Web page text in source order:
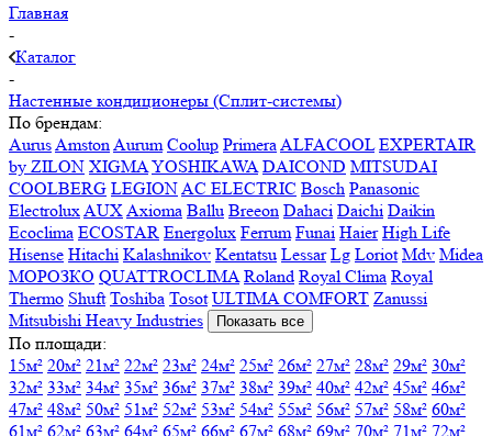
Главная
-
Каталог
-
Настенные кондиционеры (Сплит-системы)
По брендам:
AurusAmstonAurum Coolup PrimeraALFACOOL EXPERTAIR
by ZILON XIGMAYOSHIKAWA DAICOND MITSUDAI
СOOLBERG LEGIONAC ELECTRIC Bosch Panasonic
ElectroluxAUXAxioma Ballu Breeon Dahaci Daichi Daikin
Ecoclima ECOSTAR Energolux Ferrum Funai Haier High Life
Hisense Hitachi Kalashnikov Kentatsu Lessar Lg Loriot Mdv Midea
МОРОЗКО QUATTROCLIMA Roland Royal Clima Royal
Thermo Shuft Toshiba Tosot ULTIMA COMFORT Zanussi
Mitsubishi Heavy Industries
Показать все
По площади:
15м² 20м² 21м² 22м² 23м² 24м² 25м² 26м² 27м² 28м² 29м² 30м²
32м² 33м² 34м² 35м² 36м² 37м² 38м² 39м² 40м² 42м² 45м² 46м²
47м² 48м² 50м² 51м² 52м² 53м² 54м² 55м² 56м² 57м² 58м² 60м²
61м² 62м² 63м² 64м² 65м² 66м² 67м² 68м² 69м² 70м² 71м² 72м²